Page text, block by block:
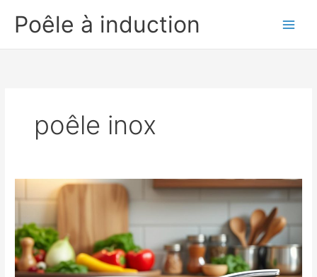
Poêle à induction
poêle inox